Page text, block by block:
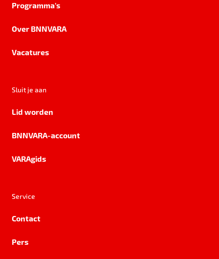
Programma's
Over BNNVARA
Vacatures
Sluit je aan
Lid worden
BNNVARA-account
VARAgids
Service
Contact
Pers